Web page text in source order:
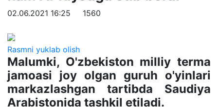
02.06.2021 16:25 1560
Rasmni yuklab olish
Malumki, O'zbekiston milliy terma
jamoasi joy olgan guruh o'yinlari
markazlashgan tartibda Saudiya
Arabistonida tashkil etiladi.